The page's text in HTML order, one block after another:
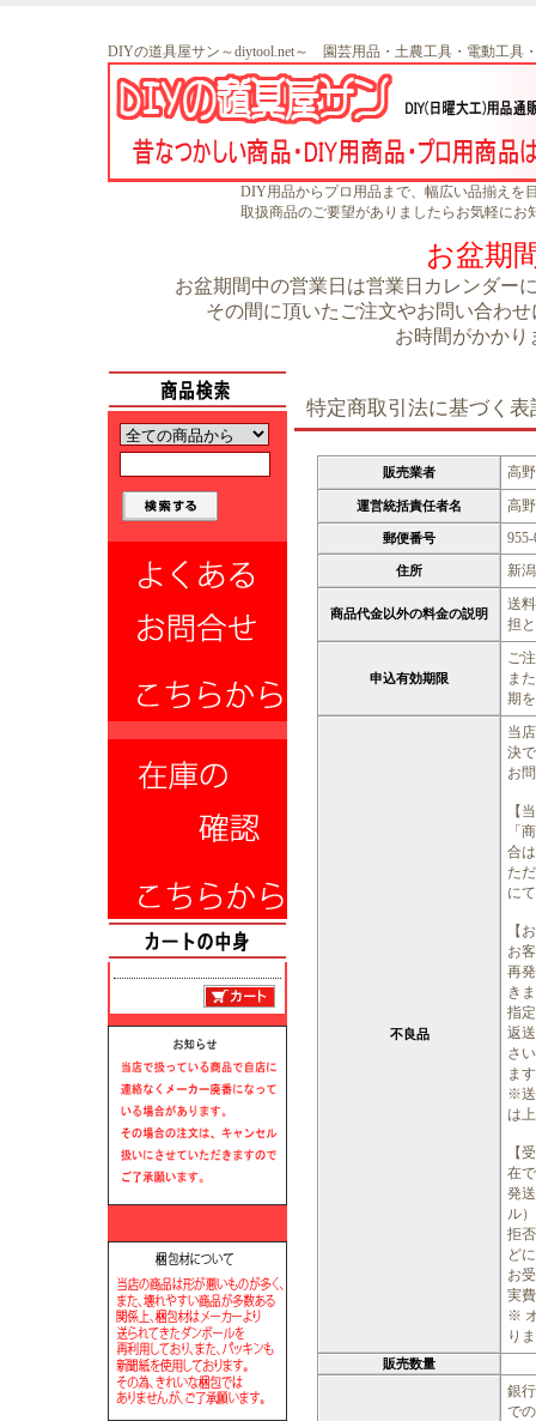
DIYの道具屋サン～diytool.net～ 園芸用品・土農工具・電動工具
DIY用品からプロ用品まで、幅広い品揃えを
取扱商品のご要望がありましたらお気軽にお
お盆期
お盆期間中の営業日は営業日カレンダー
その間に頂いたご注文やお問い合わ
お時間がかかり
特定商取引法に基づく表
販売業者 高
運営統括責任者名 高
郵便番号
住所 新
商品代金以外の料金の説明
送
担
申込有効期限
ご
ま
期
不良品
当
決
お
【
「
合
た
に
【
お
再
き
指
返
さ
ま
※送
は
【
在
発
ル
拒
ど
お
実
※
り
販売数量
銀
で